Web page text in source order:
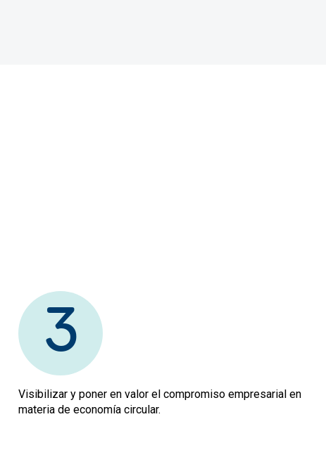
3
Visibilizar y poner en valor el compromiso empresarial en
materia de economía circular.